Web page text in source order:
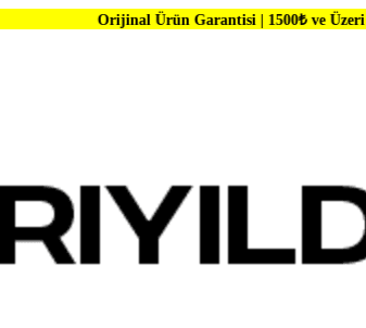
Orijinal Ürün Garantisi | 1500₺ ve Üzeri Kargo